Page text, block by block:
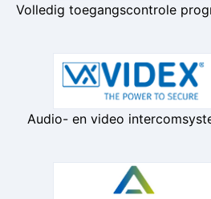
Volledig toegangscontrole
Audio- en video